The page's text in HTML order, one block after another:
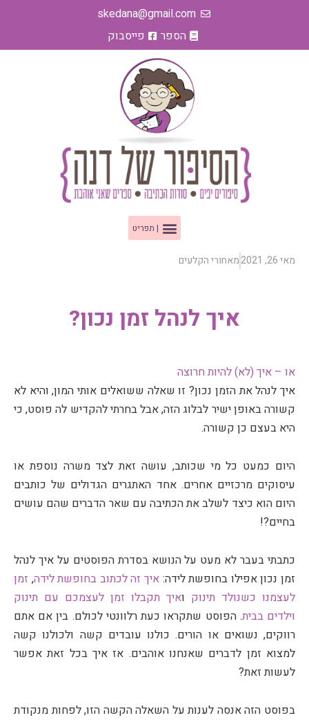
skedana@gmail.com
הספר
פייסבוק
תפריט
מאי 26, 2021 מאחורי הקלעים
איך לנהל זמן נכון?
או – איך (לא) להיות חרוצה
איך לנהל את הזמן נכון? זו שאלה ששואלים אותי המון, והיא לא
קשורה באופן ישיר לבלוג הזה, אבל בחרתי להקדיש לה פוסט, כי
היא בעצם כן קשורה.
היום כמעט כל מי שכותב, עושה זאת לצד משרה נוספת או
עיסוקים מרכזיים אחרים. אחד האתגרים הגדולים של כותבים
היום הוא כיצד לשלב את הכתיבה עם שאר הדברים שהם עושים
בחיים?!
כתבתי בעבר לא מעט על הנושא בסדרת הפוסטים על איך לנהל
זמן נכון אפילו בחופשת לידה: איך זה לכתוב בחופשת לידה, זמן
לעצמנו כשנולד תינוק ואיך תקבלו זמן לעצמכם עם תינוק
וילדים בבית. הפוסט שתקראו כעת רלוונטי לכולם. בין אם אתם
רווקים, נשואים או הורים. כולנו עובדים קשה ולכולנו קשה
למצוא זמן לדברים שאנחנו אוהבים. אז איך בכל זאת אפשר
לעשות זאת?
בפוסט הזה אנסה לענות על השאלה הקשה הזו, לפחות מנקודת